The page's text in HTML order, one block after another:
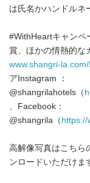
は氏名かハンドルネ
#WithHeartキャンペ
賞、ほかの情熱的な
www.shangri-
アInstagram ：
@shangrilahotels（
、Facebook：
@shangrila（
高解像写真はこちら
ンロードいただけま